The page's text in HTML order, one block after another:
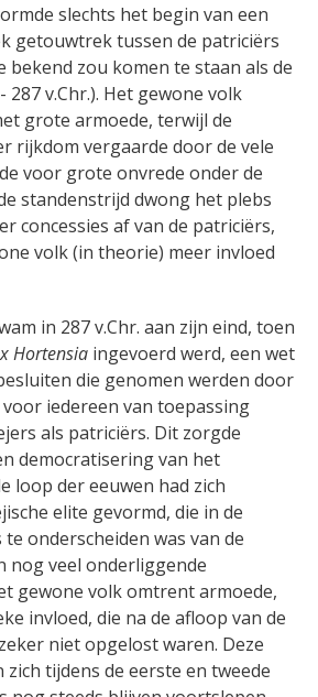
slechts het begin van een
getouwtrek tussen de patriciërs
bekend zou komen te staan als de
v.Chr.). Het gewone volk
grote armoede, terwijl de
rijkdom vergaarde door de vele
voor grote onvrede onder de
standenstrijd dwong het plebs
concessies af van de patriciërs,
volk (in theorie) meer invloed
in 287 v.Chr. aan zijn eind, toen
Hortensia ingevoerd werd, een wet
die genomen werden door
voor iedereen van toepassing
als patriciërs. Dit zorgde
democratisering van het
loop der eeuwen had zich
elite gevormd, die in de
onderscheiden was van de
nog veel onderliggende
gewone volk omtrent armoede,
invloed, die na de afloop van de
niet opgelost waren. Deze
tijdens de eerste en tweede